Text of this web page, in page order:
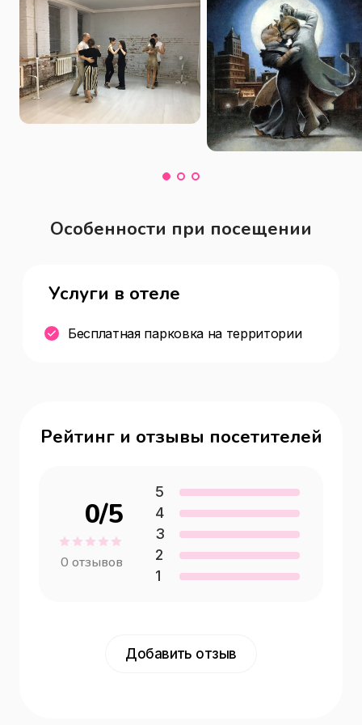
Особенности при посещении
Услуги в отеле
Бесплатная парковка на территории
Рейтинг и отзывы посетителей
0/5
0 отзывов
5
4
3
2
1
Добавить отзыв